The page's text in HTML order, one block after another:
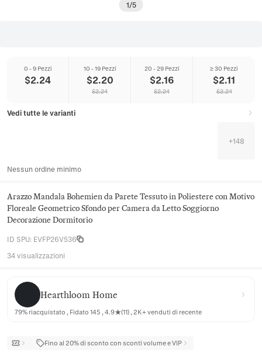
1/5
0 - 9 Pezzi
$2.24
10 - 19 Pezzi
$2.20
$2.24
20 - 29 Pezzi
$2.16
$2.24
≥ 30 Pezzi
$2.11
$2.24
Vedi tutte le varianti
+148
Nessun ordine minimo
Arazzo Mandala Bohemien da Parete Tessuto in Poliestere con Motivo
Floreale Geometrico Sfondo per Camera da Letto Soggiorno
Decorazione Dormitorio
ID SPU: EVFP26V536
34 visualizzazioni
Hearthloom Home
Hearthloom Home
79% riacquistato , Fidato 145 , 4.9★(11) , 2K+ venduti di recente
Fino al 20% di sconto con sconti volume e VIP